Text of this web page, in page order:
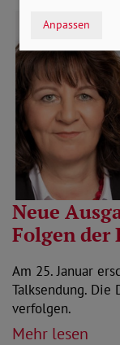
Neue
Folgen der
Am 25. Januar
Talksendung. Die
verfolgen.
Mehr lesen
Anpassen